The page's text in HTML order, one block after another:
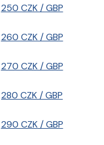
250 CZK / GBP
260 CZK / GBP
270 CZK / GBP
280 CZK / GBP
290 CZK / GBP